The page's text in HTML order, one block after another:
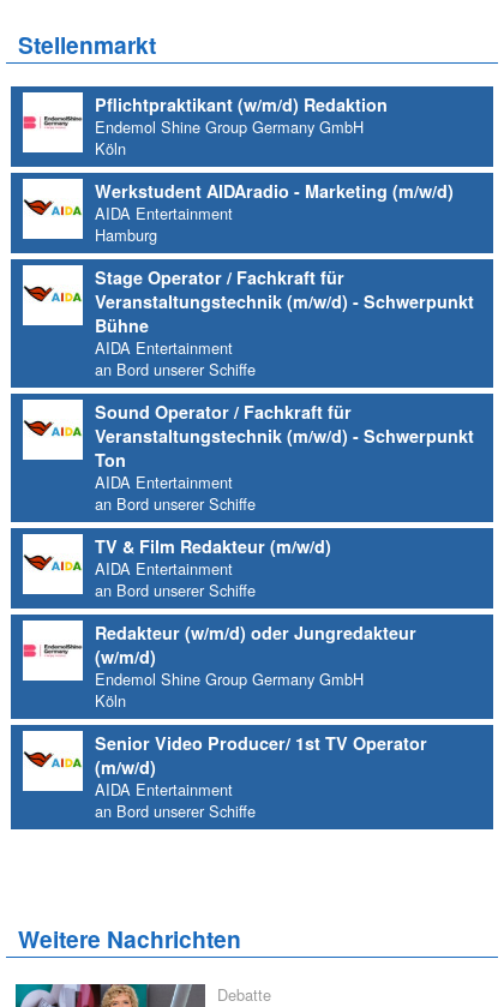
Stellenmarkt
Pflichtpraktikant (w/m/d) Redaktion
Endemol Shine Group Germany GmbH
Köln
Werkstudent AIDAradio - Marketing (m/w/d)
AIDA Entertainment
Hamburg
Stage Operator / Fachkraft für
Veranstaltungstechnik (m/w/d) - Schwerpunkt
Bühne
AIDA Entertainment
an Bord unserer Schiffe
Sound Operator / Fachkraft für
Veranstaltungstechnik (m/w/d) - Schwerpunkt
Ton
AIDA Entertainment
an Bord unserer Schiffe
TV & Film Redakteur (m/w/d)
AIDA Entertainment
an Bord unserer Schiffe
Redakteur (w/m/d) oder Jungredakteur
(w/m/d)
Endemol Shine Group Germany GmbH
Köln
Senior Video Producer/ 1st TV Operator
(m/w/d)
AIDA Entertainment
an Bord unserer Schiffe
Weitere Nachrichten
Debatte